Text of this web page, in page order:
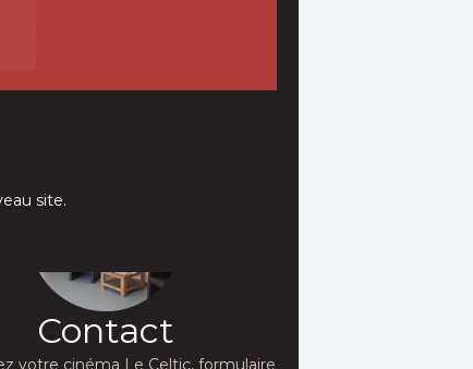
site.
Contact
votre cinéma Le Celtic, formulaire